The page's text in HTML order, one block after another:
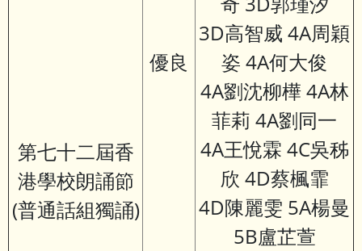
第七十二屆香
港學校朗誦節
(普通話組獨誦)
優良
3D高智威 4A周穎
姿 4A何大俊
4A劉沈柳樺 4A林
菲莉 4A劉同一
4A王悅霖 4C吳秭
欣 4D蔡楓霏
4D陳麗雯 5A楊曼
5B盧芷萱